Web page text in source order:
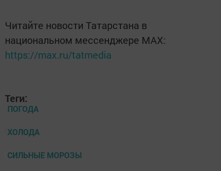
Читайте новости Татарстана в
национальном мессенджере MАХ:
https://max.ru/tatmedia
Теги:
ПОГОДА
ХОЛОДА
СИЛЬНЫЕ МОРОЗЫ